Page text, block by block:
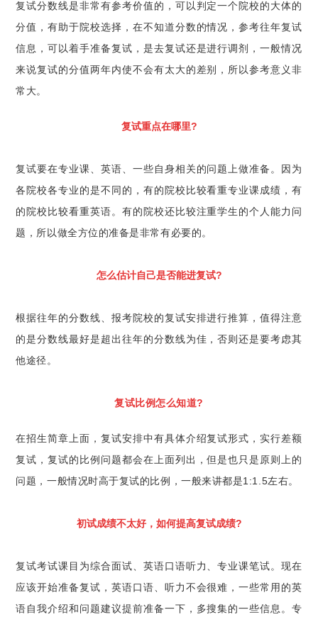
复试分数线是非常有参考价值的，可以判定一个院校的大体的
分值，有助于院校选择，在不知道分数的情况，参考往年复试
信息，可以着手准备复试，是去复试还是进行调剂，一般情况
来说复试的分值两年内使不会有太大的差别，所以参考意义非
常大。
复试重点在哪里?
复试要在专业课、英语、一些自身相关的问题上做准备。因为
各院校各专业的是不同的，有的院校比较看重专业课成绩，有
的院校比较看重英语。有的院校还比较注重学生的个人能力问
题，所以做全方位的准备是非常有必要的。
怎么估计自己是否能进复试?
根据往年的分数线、报考院校的复试安排进行推算，值得注意
的是分数线最好是超出往年的分数线为佳，否则还是要考虑其
他途径。
复试比例怎么知道?
在招生简章上面，复试安排中有具体介绍复试形式，实行差额
复试，复试的比例问题都会在上面列出，但是也只是原则上的
问题，一般情况时高于复试的比例，一般来讲都是1:1.5左右。
初试成绩不太好，如何提高复试成绩?
复试考试课目为综合面试、英语口语听力、专业课笔试。现在
应该开始准备复试，英语口语、听力不会很难，一些常用的英
语自我介绍和问题建议提前准备一下，多搜集的一些信息。专